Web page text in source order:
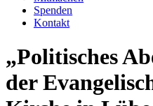
Spenden
Kontakt
„Politisches
der